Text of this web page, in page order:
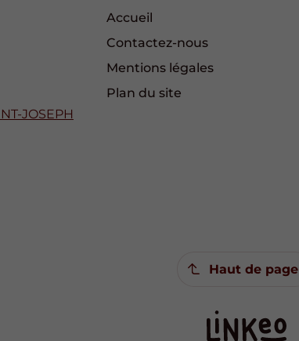
JOSEPH
Accueil
Contactez-nous
Mentions légales
Plan du site
Haut de page